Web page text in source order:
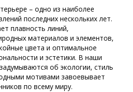
– одно из наиболее
последних нескольких лет.
плавность линий,
материалов и элементов,
цвета и оптимальное
и эстетики. В наши
об экологии, стиль
мотивами завоевывает
по всему миру.